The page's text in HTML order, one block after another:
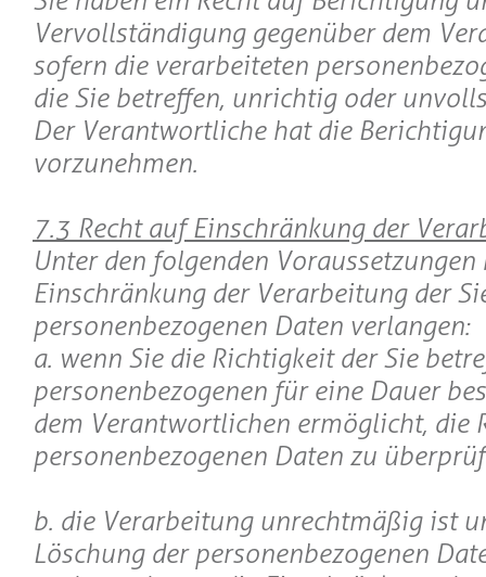
Vervollständigung gegenüber dem
sofern die verarbeiteten
die Sie betreffen, unrichtig oder
Der Verantwortliche hat die
vorzunehmen.
7.3 Recht auf Einschränkung der
Unter den folgenden Voraussetzungen
Einschränkung der Verarbeitung der
personenbezogenen Daten verlangen:
a. wenn Sie die Richtigkeit der Sie
personenbezogenen für eine Dauer
dem Verantwortlichen ermöglicht, die
personenbezogenen Daten zu
b. die Verarbeitung unrechtmäßig ist
Löschung der personenbezogenen